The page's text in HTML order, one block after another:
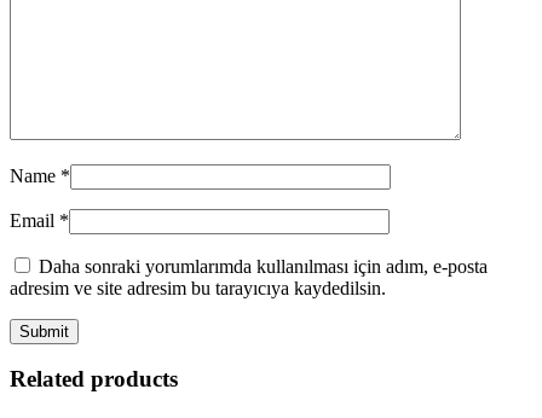
Name *
Email *
Daha sonraki yorumlarımda kullanılması için adım, e-posta
adresim ve site adresim bu tarayıcıya kaydedilsin.
Related products